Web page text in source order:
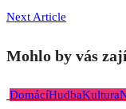
Next Article
Mohlo by vás
DomácíHudbaKultura